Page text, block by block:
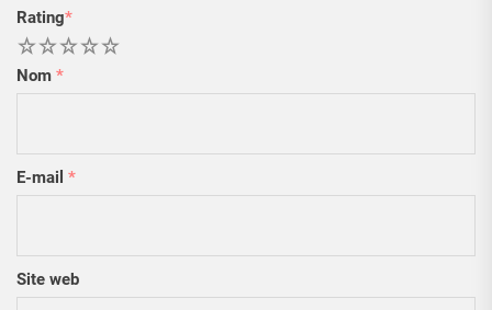
Rating*
5
4
3
2
Nom *
E-mail *
Site web